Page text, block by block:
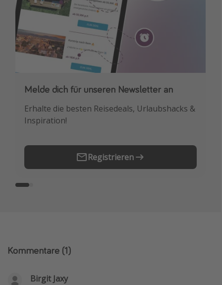
Melde dich für unseren Newsletter an
Erhalte die besten Reisedeals, Urlaubshacks &
Inspiration!
Registrieren
Downloade unsere App
Buche die besten Reiseschnäppchen als
Erstes.
Kommentare (1)
Birgit Jaxy